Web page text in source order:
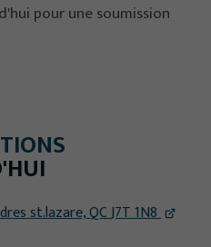
st.lazare, QCJ7T 1N8
pour une soumission